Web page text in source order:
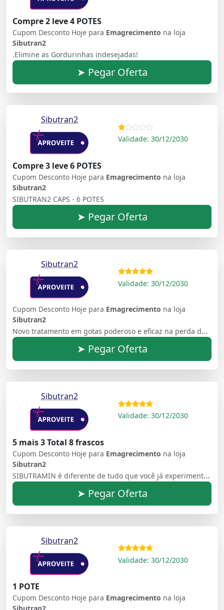
Compre 2 leve 4 POTES
Cupom Desconto Hoje para Emagrecimento na loja
Sibutran2
.Elimine as Gordurinhas indesejadas!
➤ Pegar Oferta
Sibutran2
Validade: 30/12/2030
Compre 3 leve 6 POTES
Cupom Desconto Hoje para Emagrecimento na loja
Sibutran2
SIBUTRAN2 CAPS - 6 POTES
➤ Pegar Oferta
Sibutran2
Validade: 30/12/2030
Cupom Desconto Hoje para Emagrecimento na loja
Sibutran2
Novo tratamento em gotas poderoso e eficaz na perda de peso. Mesma Fórmula, Mais absorção
➤ Pegar Oferta
Sibutran2
Validade: 30/12/2030
5 mais 3 Total 8 frascos
Cupom Desconto Hoje para Emagrecimento na loja
Sibutran2
SIBUTRAMIN é diferente de tudo que você já experimentou antes em toda sua vida. É o único produto no mundo com uma mistura proprietária de 6 ativos + 8 nutrientes exóticos de plantas da America do Sul projetadas para atingir níveis baixos de tecido adiposo marrom (BAT), a nova causa raiz encontrada do seu ganho de peso inexplicável
➤ Pegar Oferta
Sibutran2
Validade: 30/12/2030
1 POTE
Cupom Desconto Hoje para Emagrecimento na loja